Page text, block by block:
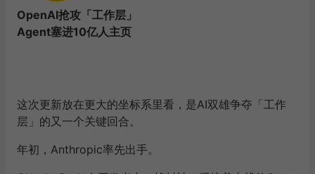
当智能足够便宜，它就能渗透进每一个工作角落。这才是
OpenAI抢攻「工作层」